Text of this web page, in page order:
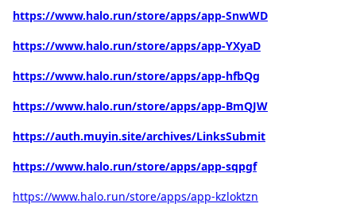
https://www.halo.run/store/apps/app-SnwWD
https://www.halo.run/store/apps/app-YXyaD
https://www.halo.run/store/apps/app-hfbQg
https://www.halo.run/store/apps/app-BmQJW
https://auth.muyin.site/archives/LinksSubmit
https://www.halo.run/store/apps/app-sqpgf
https://www.halo.run/store/apps/app-kzloktzn